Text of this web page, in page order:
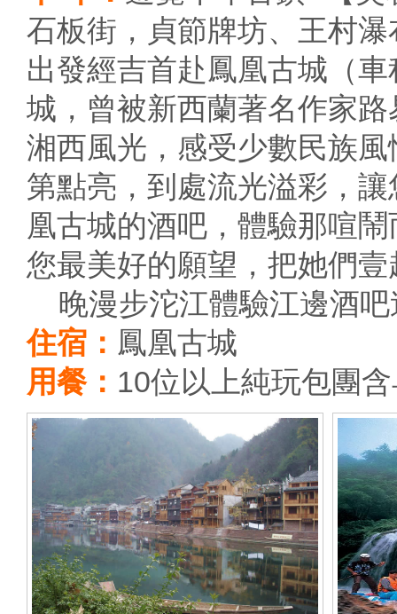
石板街，貞節牌坊、王村
出發經吉首赴鳳凰古城（
城，曾被新西蘭著名作家
湘西風光，感受少數民族
第點亮，到處流光溢彩，
凰古城的酒吧，體驗那喧
您最美好的願望，把她們
晚漫步沱江體驗江邊酒吧
住宿： 鳳凰古城
用餐： 10位以上純玩包團